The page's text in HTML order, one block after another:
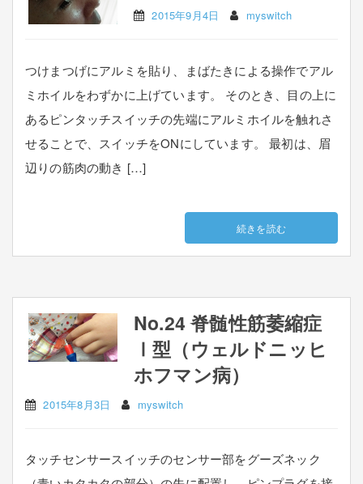
2015年9月4日 myswitch
つけまつげにアルミを貼り、まばたきによる操作でアル
ミホイルをわずかに上げています。 そのとき、目の上に
あるピンタッチスイッチの先端にアルミホイルを触れさ
せることで、スイッチをONにしています。 最初は、眉
辺りの筋肉の動き […]
続きを読む
No.24 脊髄性筋萎縮症
Ⅰ型（ウェルドニッヒ
ホフマン病）
2015年8月3日 myswitch
タッチセンサースイッチのセンサー部をグーズネック